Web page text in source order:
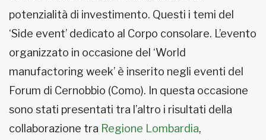
potenzialità di investimento. Questi i temi del
‘Side event’ dedicato al Corpo consolare. L’evento
organizzato in occasione del ‘World
manufactoring week’ è inserito negli eventi del
Forum di Cernobbio (Como). In questa occasione
sono stati presentati tra l’altro i risultati della
collaborazione tra Regione Lombardia,